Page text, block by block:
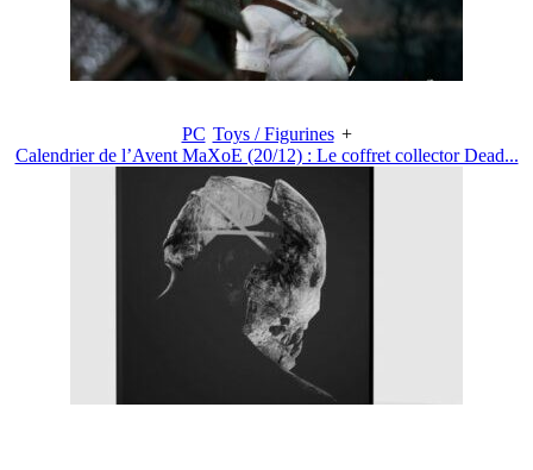
PC Toys / Figurines +
Calendrier de l’Avent MaXoE (20/12) : Le coffret collector Dead...